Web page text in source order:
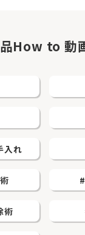
プについて
環
用情報
会社情報
How to 動
入れ
術